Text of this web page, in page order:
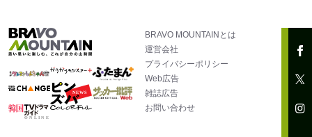
BRAVO MOUNTAINとは
運営会社
プライバシーポリシー
Web広告
雑誌広告
お問い合わせ